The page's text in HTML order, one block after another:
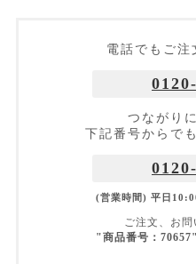
電話でもご注
つながり
下記番号からで
(営業時間) 平日
ご注文、お
"商品番号：70657"